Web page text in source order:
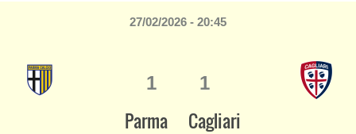
27/02/2026 - 20:45
1
Parma
1
Cagliari